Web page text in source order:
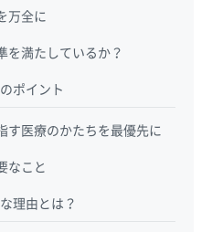
万全に
を満たしているか？
ポイント
す医療のかたちを最優先に
なこと
理由とは？